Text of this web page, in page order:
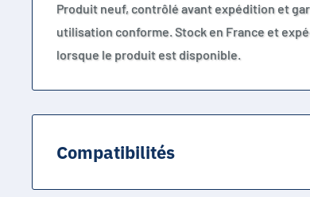
Produit neuf, contrôlé avant expédition et
utilisation conforme. Stock en France et
lorsque le produit est disponible.
Compatibilités